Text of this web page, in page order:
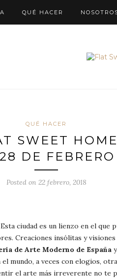
QUÉ HACER
QUÉ HACER
SWEET
DE FEBRERO
Posted on 22 febrero, 2018
ciudad es un lienzo en el que
Creaciones insólitas y
de Arte Moderno de España
el mundo, a veces con elogios,
el arte más irreverente no te